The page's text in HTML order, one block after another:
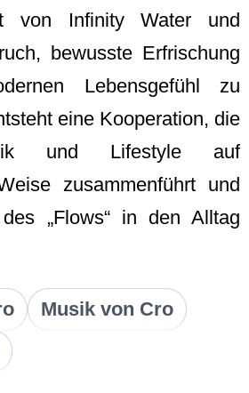
von Infinity Water und
bewusste Erfrischung
Lebensgefühl zu
eine Kooperation, die
und Lifestyle auf
zusammenführt und
„Flows“ in den Alltag
Musik von Cro